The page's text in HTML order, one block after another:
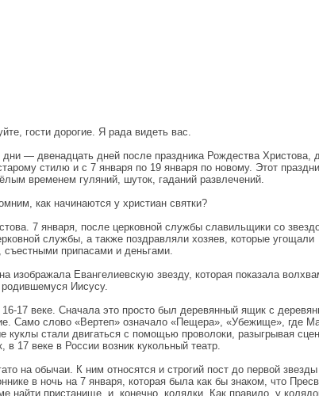
гости дорогие. Я рада видеть вас.
— двенадцать дней после праздника Рождества Христова,
стилю и с 7 января по 19 января по новому. Этот
временем гуляний, шуток, гаданий развлечений.
как начинаются у христиан святки?
7 января, после церковной службы славильщики со
службы, а также поздравляли хозяев, которые угощали
припасами и деньгами.
изображала Евангелиевскую звезду, которая показала
родившемуся Иисусу.
17 веке. Сначала это просто был деревянный ящик с
Само слово «Вертеп» означало «Пещера», «Убежище», где
стали двигаться с помощью проволоки, разыгрывая
в 17 веке в России возник кукольный театр.
на обычаи. К ним относятся и строгий пост до первой
в ночь на 7 января, которая была как бы знаком, что
пристанище, и, конечно, колядки. Как правило, у